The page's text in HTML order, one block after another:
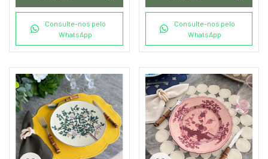
Consulte-nos pelo
WhatsApp
Consulte-nos pelo
WhatsApp